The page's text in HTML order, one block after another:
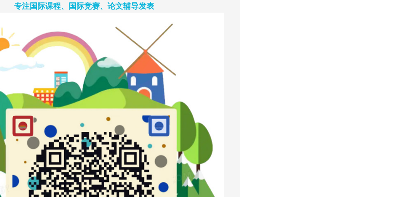
专注国际课程、国际竞赛、论文辅导发表